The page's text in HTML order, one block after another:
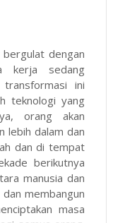
bergulat dengan
kerja sedang
ini
teknologi yang
orang akan
lebih dalam dan
dan di tempat
berikutnya
manusia dan
membangun
masa